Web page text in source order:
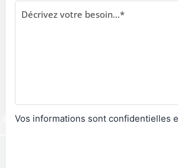
Vos informations sont confidentielles